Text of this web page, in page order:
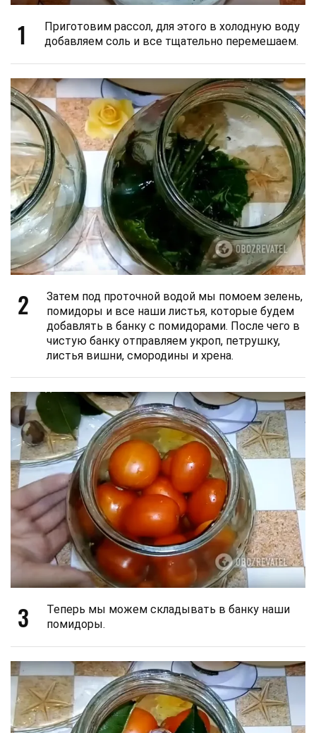
1
Приготовим рассол, для этого в холодную воду
добавляем соль и все тщательно перемешаем.
2
Затем под проточной водой мы помоем зелень,
помидоры и все наши листья, которые будем
добавлять в банку с помидорами. После чего в
чистую банку отправляем укроп, петрушку,
листья вишни, смородины и хрена.
3
Теперь мы можем складывать в банку наши
помидоры.